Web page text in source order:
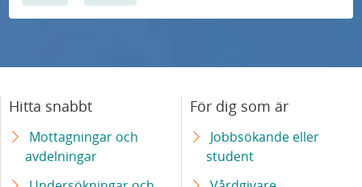
Hitta snabbt
Mottagningar och
avdelningar
För dig som är
Jobbsökande eller
student